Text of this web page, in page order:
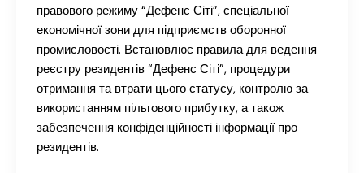
правового режиму “Дефенс Сіті”, спеціальної
економічної зони для підприємств оборонної
промисловості. Встановлює правила для ведення
реєстру резидентів “Дефенс Сіті”, процедури
отримання та втрати цього статусу, контролю за
використанням пільгового прибутку, а також
забезпечення конфіденційності інформації про
резидентів.